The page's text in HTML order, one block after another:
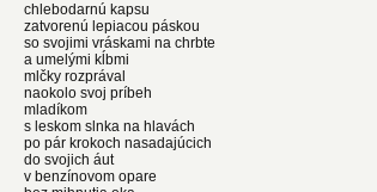
chlebodarnú kapsu
zatvorenú lepiacou páskou
so svojimi vráskami na chrbte
a umelými kĺbmi
mlčky rozprával
naokolo svoj príbeh
mladíkom
s leskom slnka na hlavách
po pár krokoch nasadajúcich
do svojich áut
v benzínovom opare